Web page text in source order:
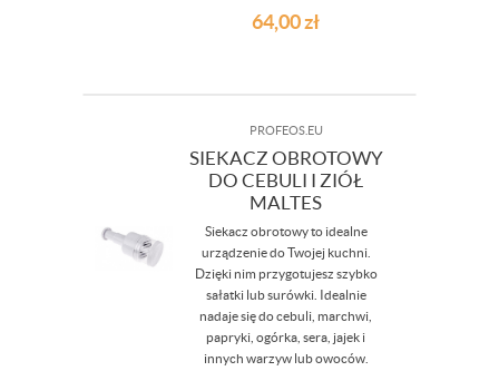
64,00zł
PROFEOS.EU
SIEKACZ OBROTOWY
DO CEBULI I ZIÓŁ
MALTES
Siekacz obrotowy to idealne
urządzenie do Twojej kuchni.
Dzięki nim przygotujesz szybko
sałatki lub surówki. Idealnie
nadaje się do cebuli, marchwi,
papryki, ogórka, sera, jajek i
innych warzyw lub owoców.